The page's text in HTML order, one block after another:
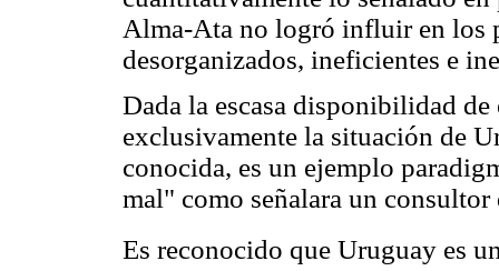
Alma-Ata no logró influir en los
desorganizados, ineficientes e
Dada la escasa disponibilidad
exclusivamente la situación de
conocida, es un ejemplo
mal" como señalara un
Es reconocido que Uruguay es